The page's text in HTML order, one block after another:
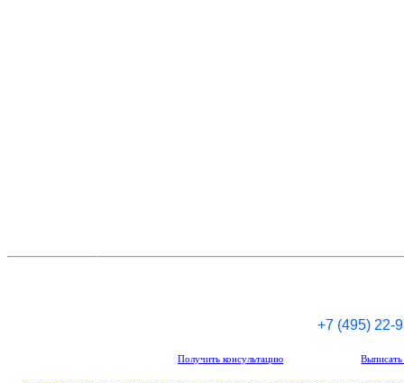
+7 (495) 22-
Получить консультацию